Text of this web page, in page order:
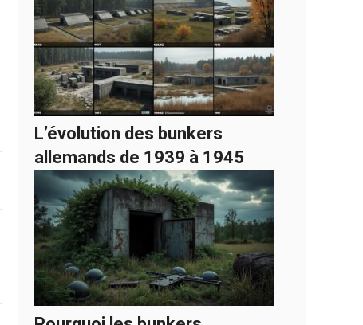
L’évolution des bunkers
allemands de 1939 à 1945